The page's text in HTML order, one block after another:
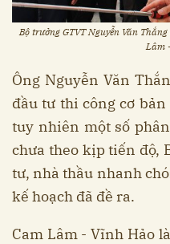
Bộ trưởng GTVT Nguyễn Văn
Lâm
Ông Nguyễn Văn
đầu tư thi công cơ
tuy nhiên một số
chưa theo kịp tiến độ,
tư, nhà thầu nhanh
kế hoạch đã đề ra.
Cam Lâm - Vĩnh Hảo